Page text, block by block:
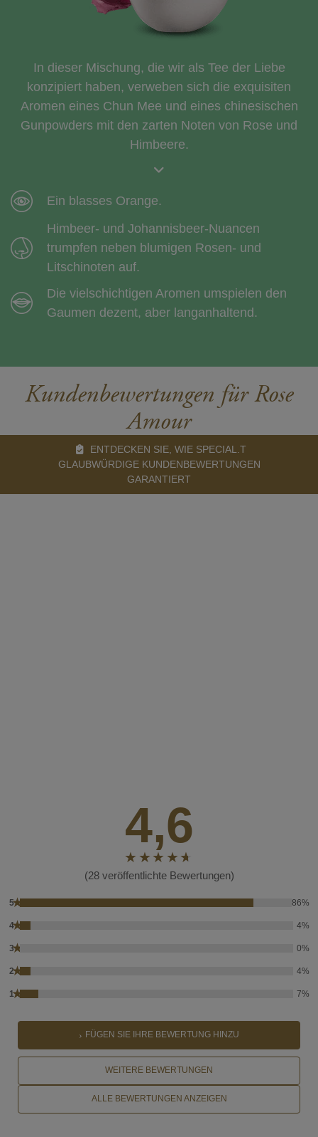
In dieser Mischung, die wir als Tee der Liebe
konzipiert haben, verweben sich die exquisiten
Aromen eines Chun Mee und eines chinesischen
Gunpowders mit den zarten Noten von Rose und
Himbeere.
Ein blasses Orange.
Himbeer- und Johannisbeer-Nuancen
trumpfen neben blumigen Rosen- und
Litschinoten auf.
Die vielschichtigen Aromen umspielen den
Gaumen dezent, aber langanhaltend.
Kundenbewertungen für Rose
Amour
ENTDECKEN SIE, WIE SPECIAL.T
GLAUBWÜRDIGE KUNDENBEWERTUNGEN
GARANTIERT
4,6
(28 veröffentlichte Bewertungen)
5★ 86%
4★ 4%
3★ 0%
2★ 4%
1★ 7%
FÜGEN SIE IHRE BEWERTUNG HINZU
WEITERE BEWERTUNGEN
ALLE BEWERTUNGEN ANZEIGEN